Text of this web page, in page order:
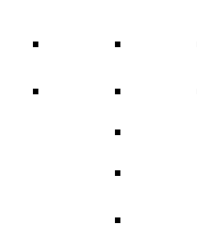
■ ■
■ ■
■
■
■